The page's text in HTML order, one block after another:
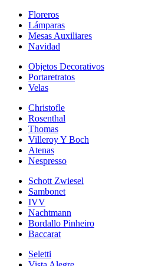
Floreros
Lámparas
Mesas Auxiliares
Navidad
Objetos Decorativos
Portaretratos
Velas
Christofle
Rosenthal
Thomas
Villeroy Y Boch
Atenas
Nespresso
Schott Zwiesel
Sambonet
IVV
Nachtmann
Bordallo Pinheiro
Baccarat
Seletti